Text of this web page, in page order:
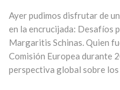
Ayer pudimos disfrutar de
en la encrucijada: Desafíos
Margaritis Schinas. Quien
Comisión Europea durante
perspectiva global sobre